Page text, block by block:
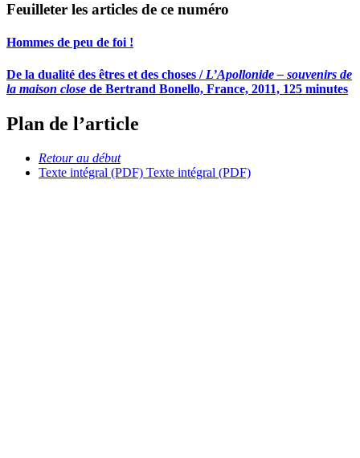
Feuilleter les articles de ce numéro
Hommes de peu de foi !
De la dualité des êtres et des choses / L’Apollonide – souvenirs de
la maison close de Bertrand Bonello, France, 2011, 125 minutes
Plan de l’article
Retour au début
Texte intégral (PDF) Texte intégral (PDF)